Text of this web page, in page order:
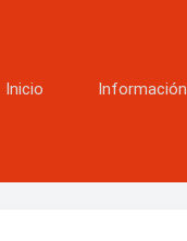
Inicio Información